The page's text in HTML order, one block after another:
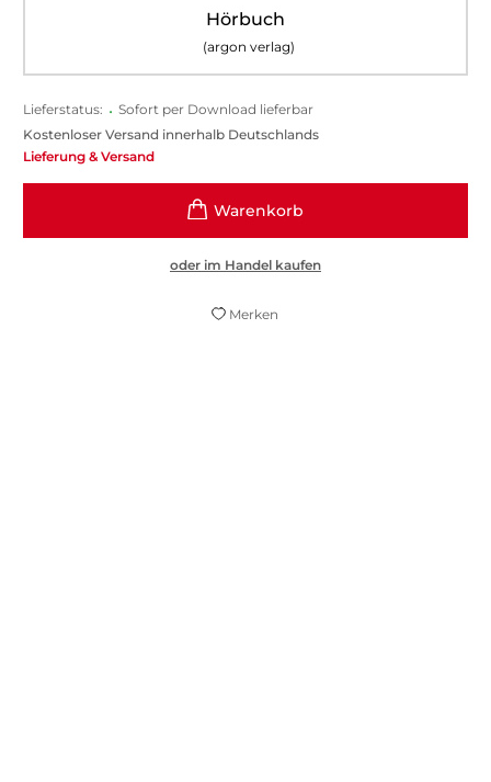
Hörbuch
(argon verlag)
Lieferstatus: • Sofort per Download lieferbar
Kostenloser Versand innerhalb Deutschlands
Lieferung & Versand
oder im Handel kaufen
Merken